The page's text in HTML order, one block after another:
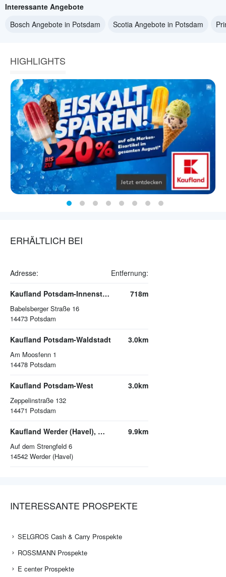
Interessante Angebote
Bosch Angebote in Potsdam
Scotia Angebote in Potsdam
HIGHLIGHTS
ERHÄLTLICH BEI
Adresse: Entfernung:
Kaufland Potsdam-Innenstadt
Babelsberger Straße 16
14473 Potsdam
718m
Kaufland Potsdam-Waldstadt
Am Moosfenn 1
14478 Potsdam
3.0km
Kaufland Potsdam-West
Zeppelinstraße 132
14471 Potsdam
3.0km
Kaufland Werder (Havel), Werderpark
Auf dem Strengfeld 6
14542 Werder (Havel)
9.9km
INTERESSANTE PROSPEKTE
SELGROS Cash & Carry Prospekte
ROSSMANN Prospekte
E center Prospekte